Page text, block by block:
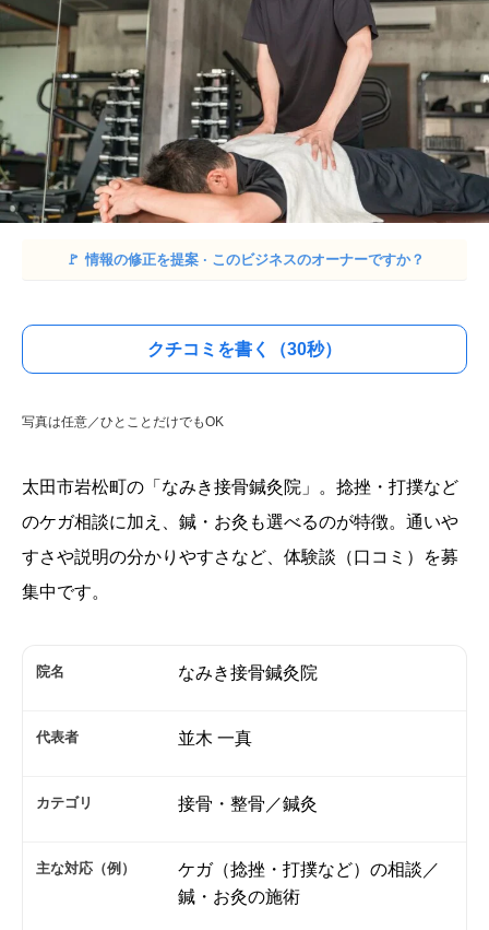
🚩 情報の修正を提案 · このビジネスのオーナーですか？
クチコミを書く（30秒）
写真は任意／ひとことだけでもOK
太田市岩松町の「なみき接骨鍼灸院」。捻挫・打撲など
のケガ相談に加え、鍼・お灸も選べるのが特徴。通いや
すさや説明の分かりやすさなど、体験談（口コミ）を募
集中です。
院名 なみき接骨鍼灸院
代表者 並木 一真
カテゴリ 接骨・整骨／鍼灸
主な対応（例）
ケガ（捻挫・打撲など）の相談／
鍼・お灸の施術